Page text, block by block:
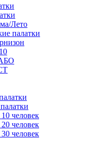
Лето
палатки
человек
человек
человек